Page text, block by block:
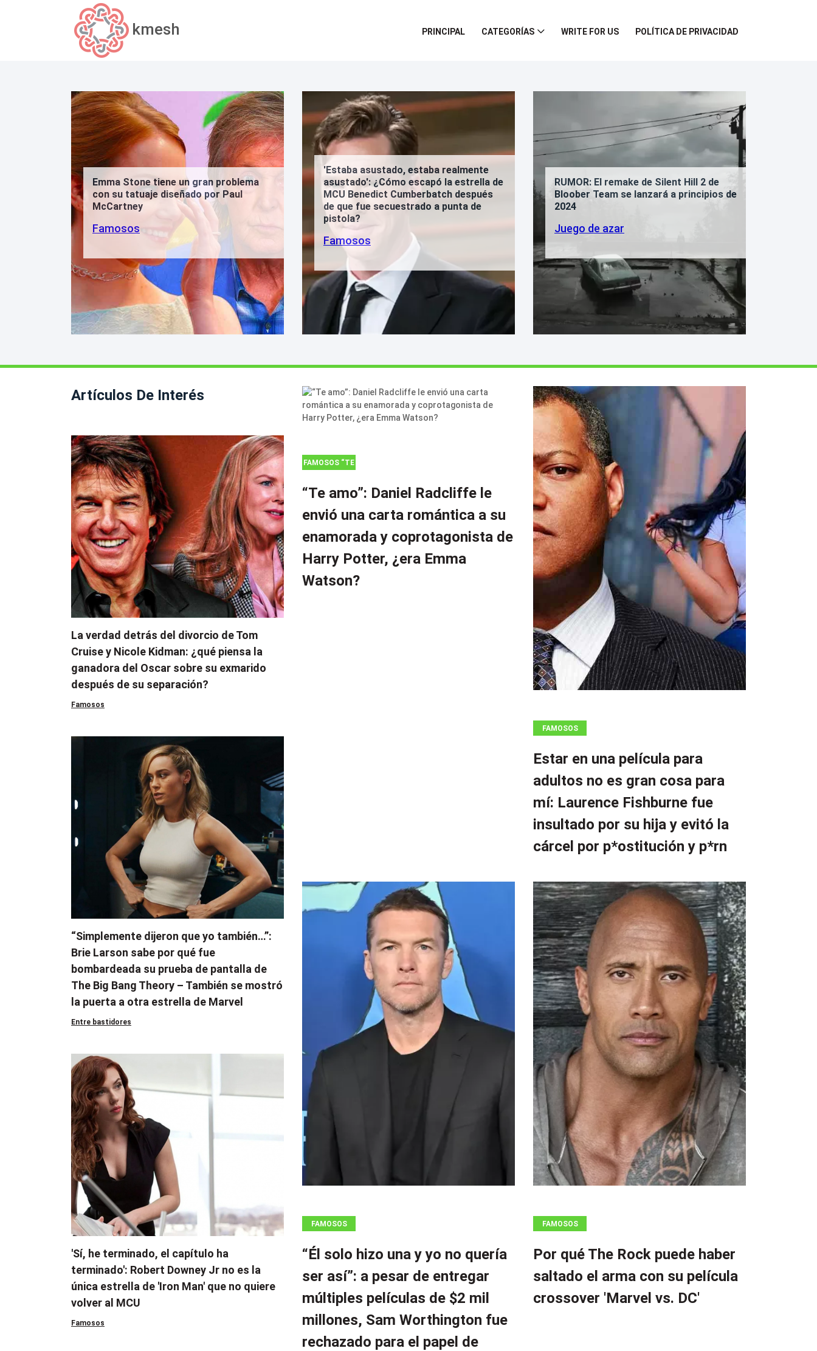
kmesh PRINCIPAL CATEGORÍAS WRITE FOR US POLÍTICA DE PRIVACIDAD
Stone tiene un gran problema
tatuaje diseñado por Paul
'Estaba asustado, estaba realmente
asustado': ¿Cómo escapó la estrella de
MCU Benedict Cumberbatch después
de que fue secuestrado a punta de
pistola?
Famosos
RUMOR: El remake de Silent Hill 2 de
Bloober Team se lanzará a principios de
2024
“Me gusta la ambigüedad del
Cillian Murphy Open regresará
Artículos De Interés
La verdad detrás del divorcio de Tom
Cruise y Nicole Kidman: ¿qué piensa la
ganadora del Oscar sobre su exmarido
después de su separación?
Famosos
“Simplemente dijeron que yo también…”:
Brie Larson sabe por qué fue
bombardeada su prueba de pantalla de
The Big Bang Theory – También se mostró
la puerta a otra estrella de Marvel
Entre bastidores
'Sí, he terminado, el capítulo ha
terminado': Robert Downey Jr no es la
única estrella de 'Iron Man' que no quiere
volver al MCU
Famosos
FAMOSOS “TE
RADCLIFFE
ENVIÓ UNA
ROMÁNTICA A
SU
ENAMORADO Y
“Te amo”: Daniel Radcliffe le
envió una carta romántica a su
enamorada y coprotagonista de
Harry Potter, ¿era Emma
Watson?
FAMOSOS
Estar en una película para
adultos no es gran cosa para
mí: Laurence Fishburne fue
insultado por su hija y evitó la
cárcel por p*ostitución y p*rn
FAMOSOS
“Él solo hizo una y yo no quería
ser así”: a pesar de entregar
múltiples películas de $2 mil
millones, Sam Worthington fue
rechazado para el papel de
FAMOSOS
Por qué The Rock puede haber
saltado el arma con su película
crossover 'Marvel vs. DC'